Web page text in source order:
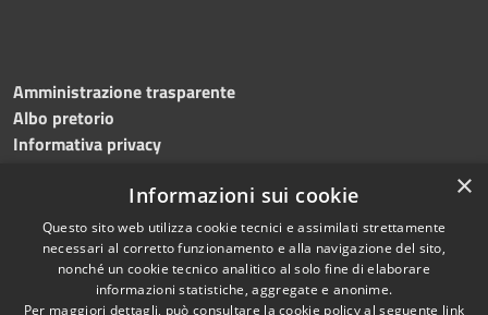
Amministrazione trasparente
Albo pretorio
Informativa privacy
Dichiarazione di accessibilità
RSS
Copyright © 2023 •
×
Informazioni sui cookie
Questo sito web utilizza cookie tecnici e assimilati strettamente
necessari al corretto funzionamento e alla navigazione del sito,
nonché un cookie tecnico analitico al solo fine di elaborare
informazioni statistiche, aggregate e anonime.
Per maggiori dettagli, può consultare la cookie policy al seguente link